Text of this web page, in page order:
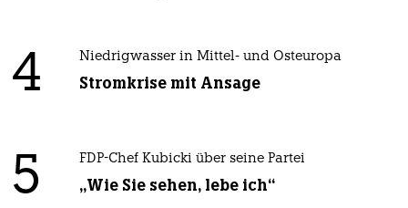
4 Niedrigwasser in Mittel- und Osteuropa
Stromkrise mit Ansage
5 FDP-Chef Kubicki über seine Partei
„Wie Sie sehen, lebe ich“